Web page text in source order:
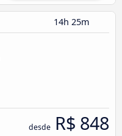
14h 25m
desde R$ 848